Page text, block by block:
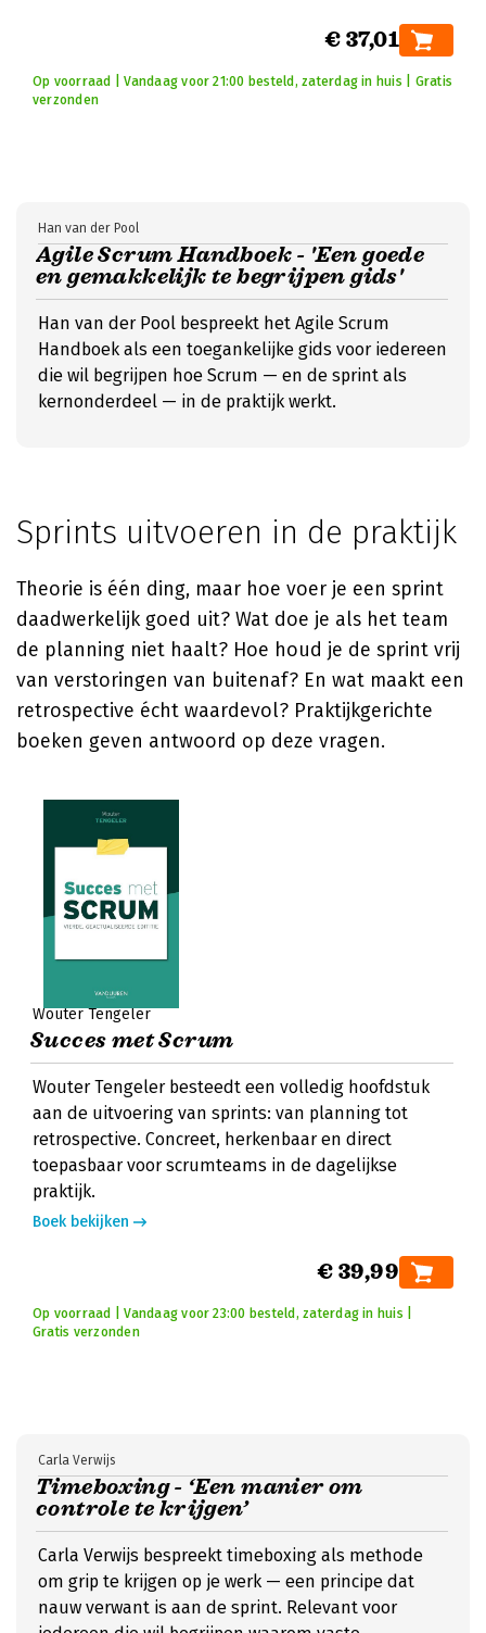
€ 37,01
Op voorraad | Vandaag voor 21:00 besteld, zaterdag in huis | Gratis
verzonden
Agile Scrum Handboek - 'Een goede
en gemakkelijk te begrijpen gids'
Han van der Pool
Han van der Pool bespreekt het Agile Scrum
Handboek als een toegankelijke gids voor iedereen
die wil begrijpen hoe Scrum — en de sprint als
kernonderdeel — in de praktijk werkt.
Sprints uitvoeren in de praktijk
Theorie is één ding, maar hoe voer je een sprint
daadwerkelijk goed uit? Wat doe je als het team
de planning niet haalt? Hoe houd je de sprint vrij
van verstoringen van buitenaf? En wat maakt een
retrospective écht waardevol? Praktijkgerichte
boeken geven antwoord op deze vragen.
Wouter Tengeler
Succes met Scrum
Wouter Tengeler besteedt een volledig hoofdstuk
aan de uitvoering van sprints: van planning tot
retrospective. Concreet, herkenbaar en direct
toepasbaar voor scrumteams in de dagelijkse
praktijk.
Boek bekijken
€ 39,99
Op voorraad | Vandaag voor 23:00 besteld, zaterdag in huis |
Gratis verzonden
Timeboxing - ‘Een manier om
controle te krijgen’
Carla Verwijs
Carla Verwijs bespreekt timeboxing als methode
om grip te krijgen op je werk — een principe dat
nauw verwant is aan de sprint. Relevant voor